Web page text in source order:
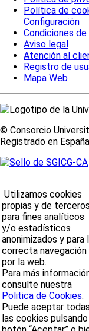
Política de
Configuración
Condiciones
Aviso legal
Atención al
Registro de
Mapa Web
© Consorcio
Registrado en España
Utilizamos cookies
propias y de terceros
para fines analíticos
y/o estadísticos
anonimizados y para
correcta navegación
por la web.
Para más
consulte nuestra
Politica de Cookies.
Puede aceptar todas
las cookies